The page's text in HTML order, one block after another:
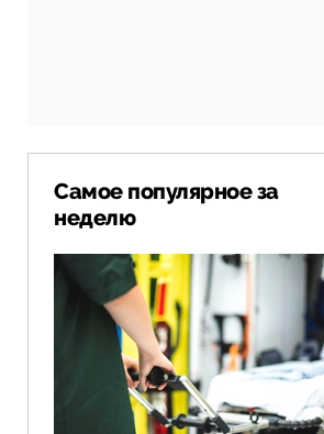
Самое популярное за
неделю